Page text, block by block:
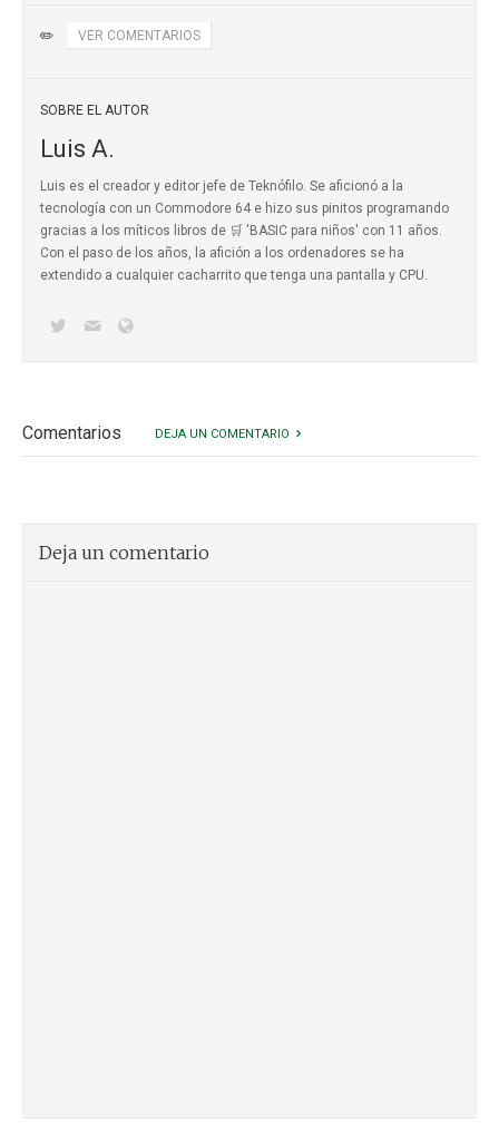
✏️ VER COMENTARIOS
SOBRE EL AUTOR
Luis A.
Luis es el creador y editor jefe de Teknófilo. Se aficionó a la
tecnología con un Commodore 64 e hizo sus pinitos programando
gracias a los míticos libros de 🛒 'BASIC para niños' con 11 años.
Con el paso de los años, la afición a los ordenadores se ha
extendido a cualquier cacharrito que tenga una pantalla y CPU.
Comentarios DEJA UN COMENTARIO
Deja un comentario